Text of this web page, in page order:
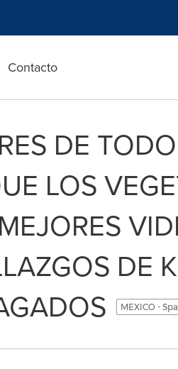
Contacto
DE
LOS
DE
MEXICO -